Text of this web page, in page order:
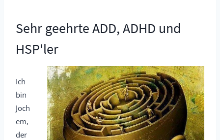
Sehr geehrte ADD, ADHD und
HSP'ler
Ich
bin
Joch
em,
der